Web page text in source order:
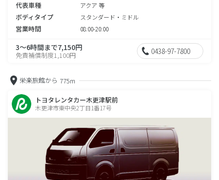
代表車種 アクア 等
ボディタイプ スタンダード・ミドル
営業時間 08:00-20:00
3～6時間まで7,150円
免責補償制度1,100円 0438-97-7800
栄楽旅館から 775m
トヨタレンタカー木更津駅前
木更津市東中央2丁目1番17号